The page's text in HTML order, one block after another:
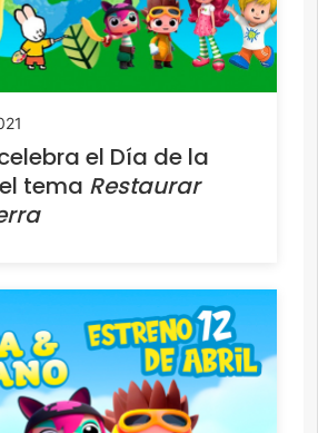
el Día de la
tema Restaurar